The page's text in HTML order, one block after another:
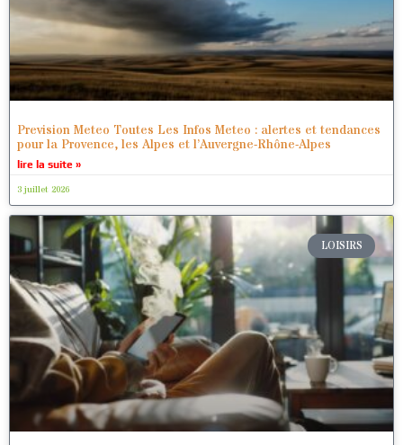
Prevision Meteo Toutes Les Infos Meteo : alertes et tendances
pour la Provence, les Alpes et l’Auvergne-Rhône-Alpes
lire la suite »
3 juillet 2026
LOISIRS